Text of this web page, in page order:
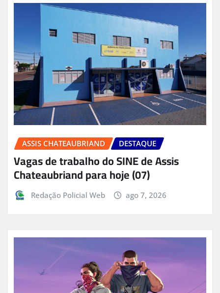
ASSIS CHATEAUBRIAND DESTAQUE
Vagas de trabalho do SINE de Assis
Chateaubriand para hoje (07)
Redação Policial Web ago 7, 2026